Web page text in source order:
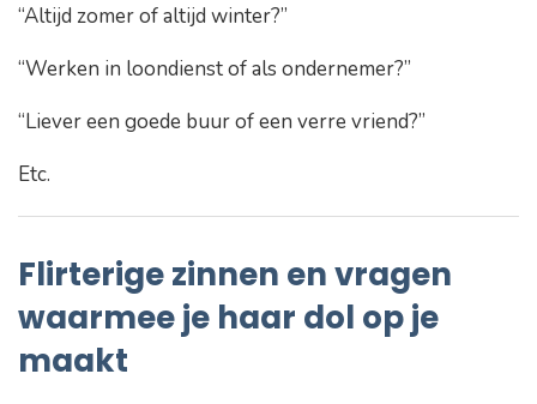
“Altijd zomer of altijd winter?”
“Werken in loondienst of als ondernemer?”
“Liever een goede buur of een verre vriend?”
Etc.
Flirterige zinnen en vragen
waarmee je haar dol op je
maakt